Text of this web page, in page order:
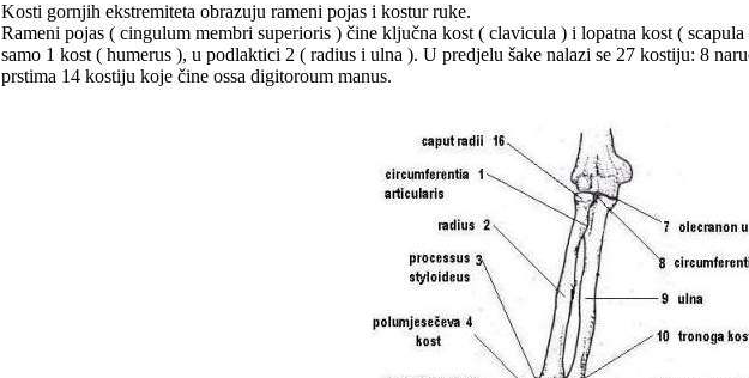
Kosti gornjih ekstremiteta obrazuju rameni pojas i kostur ruke.
Rameni pojas ( cingulum membri superioris ) čine ključna kost ( clavicula ) i lopatna kost (
samo 1 kost ( humerus ), u podlaktici 2 ( radius i ulna ). U predjelu šake nalazi se 27 kostiju: 8
prstima 14 kostiju koje čine ossa digitoroum manus.